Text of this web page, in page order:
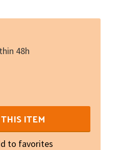
48h
ITEM
to favorites